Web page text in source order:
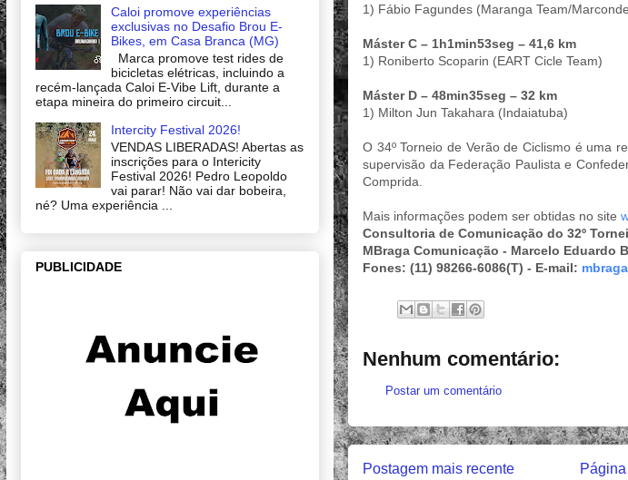
1) Fábio Fagundes (Maranga Team/
Máster C – 1h1min53seg – 41,6 km
1) Roniberto Scoparin (EART Cicle Team)
Máster D – 48min35seg – 32 km
1) Milton Jun Takahara (Indaiatuba)
O 34º Torneio de Verão de Ciclismo é uma
supervisão da Federação Paulista e
Comprida.
Mais informações podem ser obtidas no site
Consultoria de Comunicação do 32º
MBraga Comunicação - Marcelo Eduardo
Fones: (11) 98266-6086(T) - E-mail:
Nenhum comentário:
Postar um comentário
Postagem mais recente
Caloi promove experiências
exclusivas no Desafio Brou E-
Bikes, em Casa Branca (MG)
Marca promove test rides de
bicicletas elétricas, incluindo a
recém-lançada Caloi E-Vibe Lift, durante a
etapa mineira do primeiro circuit...
Intercity Festival 2026!
VENDAS LIBERADAS! Abertas as
inscrições para o Intericity
Festival 2026! Pedro Leopoldo
vai parar! Não vai dar bobeira,
né? Uma experiência ...
PUBLICIDADE